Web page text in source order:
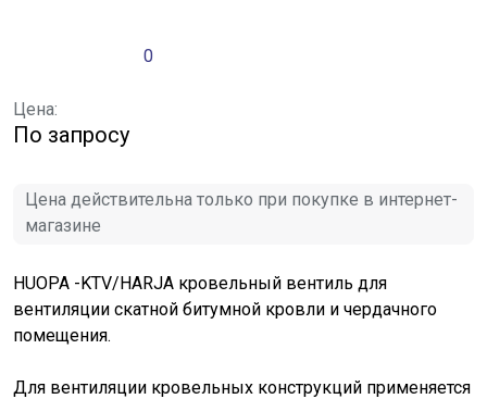
0
Цена:
По запросу
Цена действительна только при покупке в интернет-
магазине
HUOPA -KTV/HARJA кровельный вентиль для
вентиляции скатной битумной кровли и чердачного
помещения.
Для вентиляции кровельных конструкций применяется